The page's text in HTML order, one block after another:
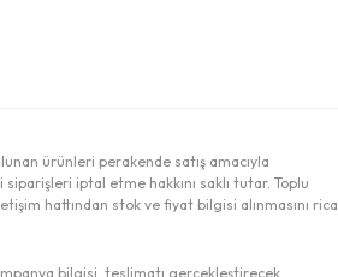
ürünleri perakende satış amacıyla
siparişleri iptal etme hakkını saklı tutar. Toplu
hattından stok ve fiyat bilgisi alınmasını rica
bilgisi, teslimatı gerçekleştirecek